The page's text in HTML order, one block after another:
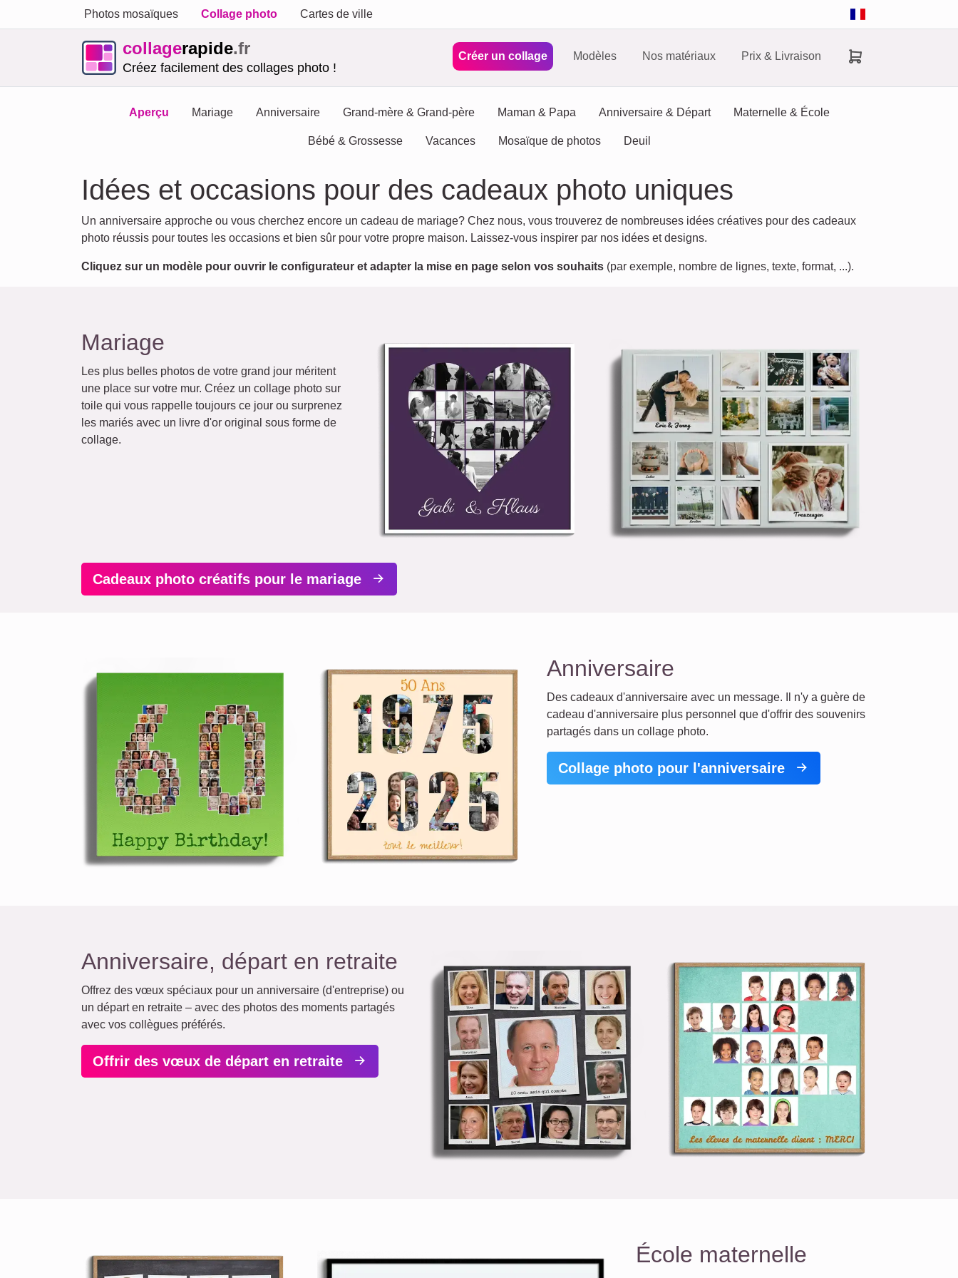
Photos mosaïques Collage photo Cartes de ville
collagerapide.fr
Créez facilement des collages photo !
Créer un collage Modèles Nos matériaux Prix & Livraison
Aperçu Mariage Anniversaire Grand-mère & Grand-père Maman & Papa Anniversaire & Départ Maternelle & École
Bébé & Grossesse Vacances Mosaïque de photos Deuil
Idées et occasions pour des cadeaux photo uniques
Un anniversaire approche ou vous cherchez encore un cadeau de mariage? Chez nous, vous trouverez de nombreuses idées créatives pour des cadeaux
photo réussis pour toutes les occasions et bien sûr pour votre propre maison. Laissez-vous inspirer par nos idées et designs.
Cliquez sur un modèle pour ouvrir le configurateur et adapter la mise en page selon vos souhaits (par exemple, nombre de lignes, texte, format, ...).
Mariage
Les plus belles photos de votre grand jour méritent
une place sur votre mur. Créez un collage photo sur
toile qui vous rappelle toujours ce jour ou surprenez
les mariés avec un livre d'or original sous forme de
collage.
Cadeaux photo créatifs pour le mariage
Anniversaire
Des cadeaux d'anniversaire avec un message. Il n'y a guère de
cadeau d'anniversaire plus personnel que d'offrir des souvenirs
partagés dans un collage photo.
Collage photo pour l'anniversaire
Anniversaire, départ en retraite
Offrez des vœux spéciaux pour un anniversaire (d'entreprise) ou
un départ en retraite – avec des photos des moments partagés
avec vos collègues préférés.
Offrir des vœux de départ en retraite
École maternelle